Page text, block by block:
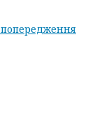
попередження